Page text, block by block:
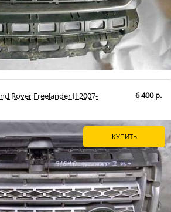
Rover Freelander II 2007-
6 400 р.
КУПИТЬ